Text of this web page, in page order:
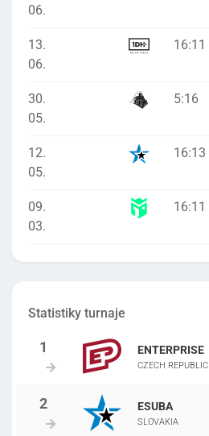
06.
13.
06.
16:11
30.
05.
5:16
12.
05.
16:13
09.
03.
16:11
Statistiky turnaje
ENTERPRISE
CZECH REPUBLIC
ESUBA
SLOVAKIA